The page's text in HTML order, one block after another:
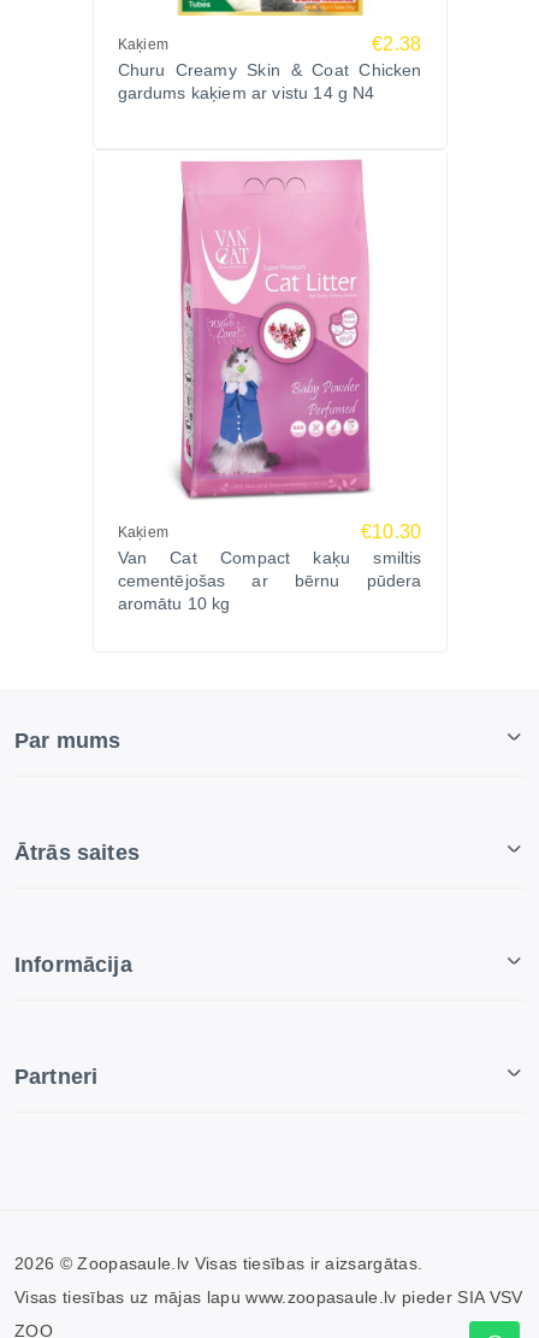
Kaķiem €2.38
Churu Creamy Skin & Coat Chicken
gardums kaķiem ar vistu 14 g N4
Kaķiem €10.30
Van Cat Compact kaķu smiltis
cementējošas ar bērnu pūdera
aromātu 10 kg
Par mums
Ātrās saites
Informācija
Partneri
2026 © Zoopasaule.lv Visas tiesības ir aizsargātas.
Visas tiesības uz mājas lapu www.zoopasaule.lv pieder SIA VSV
ZOO